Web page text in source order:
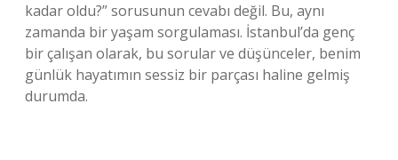
kadar oldu?” sorusunun cevabı değil. Bu, aynı
zamanda bir yaşam sorgulaması. İstanbul’da genç
bir çalışan olarak, bu sorular ve düşünceler, benim
günlük hayatımın sessiz bir parçası haline gelmiş
durumda.